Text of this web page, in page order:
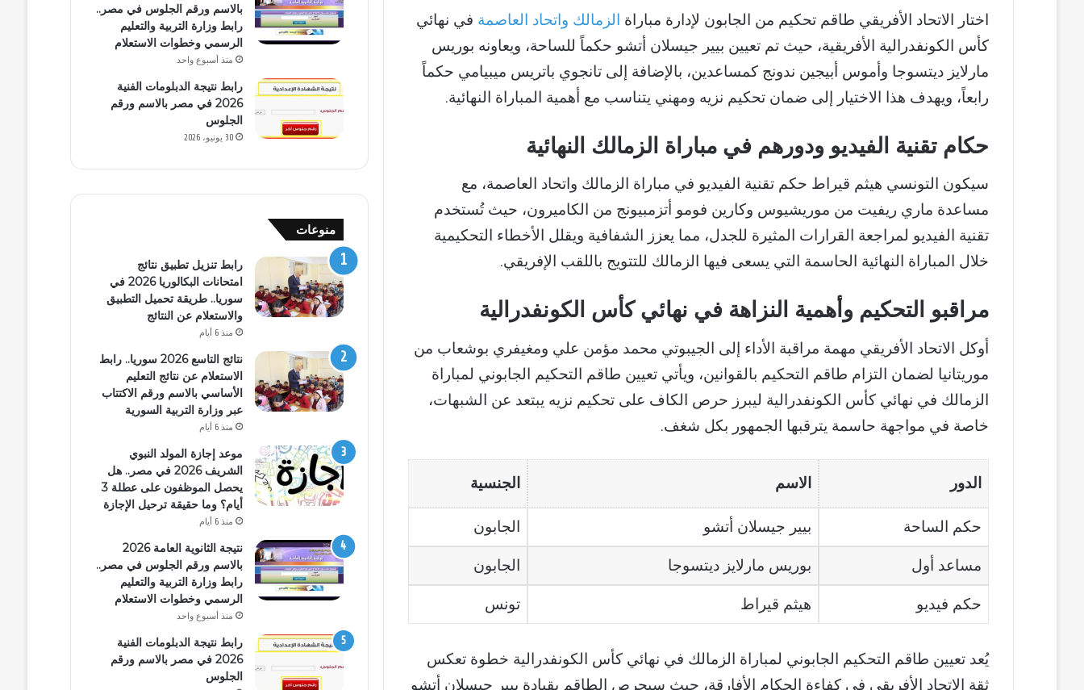
اختار الاتحاد الأفريقي طاقم تحكيم من الجابون لإدارة مباراة الزمالك واتحاد العاصمة في نهائي
كأس الكونفدرالية الأفريقية، حيث تم تعيين بيير جيسلان أتشو حكماً للساحة، ويعاونه بوريس
مارلايز ديتسوجا وأموس أبيجين ندونج كمساعدين، بالإضافة إلى تانجوي باتريس ميبيامي حكماً
رابعاً، ويهدف هذا الاختيار إلى ضمان تحكيم نزيه ومهني يتناسب مع أهمية المباراة النهائية.
حكام تقنية الفيديو ودورهم في مباراة الزمالك النهائية
سيكون التونسي هيثم قيراط حكم تقنية الفيديو في مباراة الزمالك واتحاد العاصمة، مع
مساعدة ماري ريفيت من موريشيوس وكارين فومو أتزمبيونج من الكاميرون، حيث تُستخدم
تقنية الفيديو لمراجعة القرارات المثيرة للجدل، مما يعزز الشفافية ويقلل الأخطاء التحكيمية
خلال المباراة النهائية الحاسمة التي يسعى فيها الزمالك للتتويج باللقب الإفريقي.
مراقبو التحكيم وأهمية النزاهة في نهائي كأس الكونفدرالية
أوكل الاتحاد الأفريقي مهمة مراقبة الأداء إلى الجيبوتي محمد مؤمن علي ومغيفري بوشعاب من
موريتانيا لضمان التزام طاقم التحكيم بالقوانين، ويأتي تعيين طاقم التحكيم الجابوني لمباراة
الزمالك في نهائي كأس الكونفدرالية ليبرز حرص الكاف على تحكيم نزيه يبتعد عن الشبهات،
خاصة في مواجهة حاسمة يترقبها الجمهور بكل شغف.
الدور الاسم الجنسية
حكم الساحة بيير جيسلان أتشو الجابون
مساعد أول بوريس مارلايز ديتسوجا الجابون
حكم فيديو هيثم قيراط تونس
يُعد تعيين طاقم التحكيم الجابوني لمباراة الزمالك في نهائي كأس الكونفدرالية خطوة تعكس
ثقة الاتحاد الأفريقي في كفاءة الحكام الأفارقة، حيث سيحرص الطاقم بقيادة بيير جيسلان أتشو
بالاسم ورقم الجلوس في مصر..
رابط وزارة التربية والتعليم
الرسمي وخطوات الاستعلام
منذ أسبوع واحد
رابط نتيجة الدبلومات الفنية
2026 في مصر بالاسم ورقم
الجلوس
30 يونيو، 2026
منوعات
رابط تنزيل تطبيق نتائج
امتحانات البكالوريا 2026 في
سوريا.. طريقة تحميل التطبيق
والاستعلام عن النتائج
منذ 6 أيام
نتائج التاسع 2026 سوريا.. رابط
الاستعلام عن نتائج التعليم
الأساسي بالاسم ورقم الاكتتاب
عبر وزارة التربية السورية
منذ 6 أيام
موعد إجازة المولد النبوي
الشريف 2026 في مصر.. هل
يحصل الموظفون على عطلة 3
أيام؟ وما حقيقة ترحيل الإجازة
منذ 6 أيام
نتيجة الثانوية العامة 2026
بالاسم ورقم الجلوس في مصر..
رابط وزارة التربية والتعليم
الرسمي وخطوات الاستعلام
منذ أسبوع واحد
رابط نتيجة الدبلومات الفنية
2026 في مصر بالاسم ورقم
الجلوس